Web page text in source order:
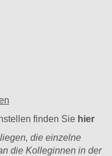
finden Sie hier
die einzelne
die Kolleginnen in der